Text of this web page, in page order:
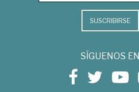
SUSCRIBIRSE
SÍGUENOS EN